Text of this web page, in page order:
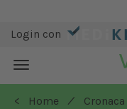
Login con
Toggle
navigation
< Home
/ Cronaca